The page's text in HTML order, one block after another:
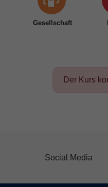
Gesellschaft
Der Kurs
Social Media